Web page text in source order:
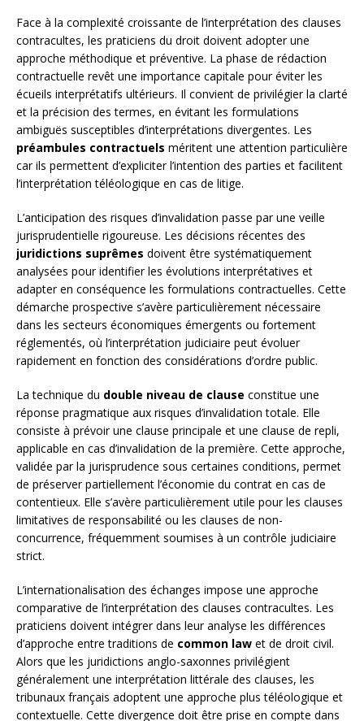
Face à la complexité croissante de l’interprétation des clauses
contracultes, les praticiens du droit doivent adopter une
approche méthodique et préventive. La phase de rédaction
contractuelle revêt une importance capitale pour éviter les
écueils interprétatifs ultérieurs. Il convient de privilégier la clarté
et la précision des termes, en évitant les formulations
ambiguës susceptibles d’interprétations divergentes. Les
préambules contractuels méritent une attention particulière
car ils permettent d’expliciter l’intention des parties et facilitent
l’interprétation téléologique en cas de litige.
L’anticipation des risques d’invalidation passe par une veille
jurisprudentielle rigoureuse. Les décisions récentes des
juridictions suprêmes doivent être systématiquement
analysées pour identifier les évolutions interprétatives et
adapter en conséquence les formulations contractuelles. Cette
démarche prospective s’avère particulièrement nécessaire
dans les secteurs économiques émergents ou fortement
réglementés, où l’interprétation judiciaire peut évoluer
rapidement en fonction des considérations d’ordre public.
La technique du double niveau de clause constitue une
réponse pragmatique aux risques d’invalidation totale. Elle
consiste à prévoir une clause principale et une clause de repli,
applicable en cas d’invalidation de la première. Cette approche,
validée par la jurisprudence sous certaines conditions, permet
de préserver partiellement l’économie du contrat en cas de
contentieux. Elle s’avère particulièrement utile pour les clauses
limitatives de responsabilité ou les clauses de non-
concurrence, fréquemment soumises à un contrôle judiciaire
strict.
L’internationalisation des échanges impose une approche
comparative de l’interprétation des clauses contracultes. Les
praticiens doivent intégrer dans leur analyse les différences
d’approche entre traditions de common law et de droit civil.
Alors que les juridictions anglo-saxonnes privilégient
généralement une interprétation littérale des clauses, les
tribunaux français adoptent une approche plus téléologique et
contextuelle. Cette divergence doit être prise en compte dans